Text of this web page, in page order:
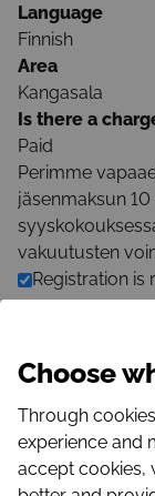
Language
Finnish
Area
Kangasala
Is there a
Paid
Perimme
jäsenmaksun
vakuutusten
Registration is
Registration
Registration
Choose
Through
experience and
accept cookies,